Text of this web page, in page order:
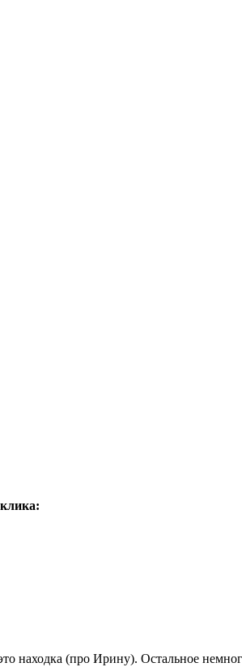
находка (про Ирину). Остальное